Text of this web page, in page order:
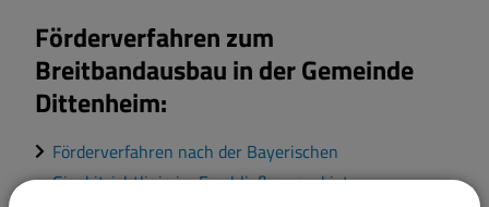
Gemeinde Meinheim
Förderverfahren zum
Breitbandausbau in der Gemeinde
Dittenheim:
Förderverfahren nach der Bayerischen
Gigabitrichtlinie im Erschließungsgebiet